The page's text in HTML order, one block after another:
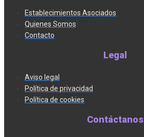
Establecimientos Asociados
Quienes Somos
Contacto
Legal
Aviso legal
Política de privacidad
Política de cookies
Contáctanos